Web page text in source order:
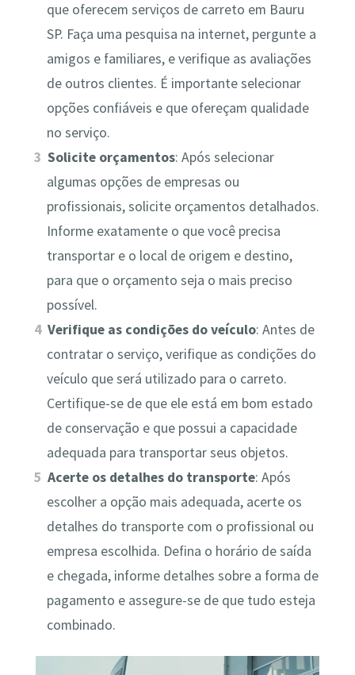
que oferecem serviços de carreto em Bauru
SP. Faça uma pesquisa na internet, pergunte a
amigos e familiares, e verifique as avaliações
de outros clientes. É importante selecionar
opções confiáveis e que ofereçam qualidade
no serviço.
Solicite orçamentos: Após selecionar
algumas opções de empresas ou
profissionais, solicite orçamentos detalhados.
Informe exatamente o que você precisa
transportar e o local de origem e destino,
para que o orçamento seja o mais preciso
possível.
Verifique as condições do veículo: Antes de
contratar o serviço, verifique as condições do
veículo que será utilizado para o carreto.
Certifique-se de que ele está em bom estado
de conservação e que possui a capacidade
adequada para transportar seus objetos.
Acerte os detalhes do transporte: Após
escolher a opção mais adequada, acerte os
detalhes do transporte com o profissional ou
empresa escolhida. Defina o horário de saída
e chegada, informe detalhes sobre a forma de
pagamento e assegure-se de que tudo esteja
combinado.